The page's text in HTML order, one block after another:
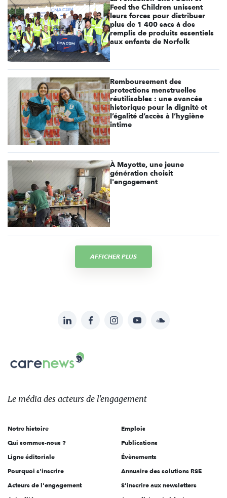
Feed the Children unissent
leurs forces pour distribuer
plus de 1 400 sacs à dos
remplis de produits essentiels
aux enfants de Norfolk
Remboursement des
protections menstruelles
réutilisables : une avancée
historique pour la dignité et
l’égalité d’accès à l’hygiène
intime
À Mayotte, une jeune
génération choisit
l'engagement
AFFICHER PLUS
sur:
LinkedInFacebookInstagramYouTubeSoundcloud
Carenews,
Le
des
l'engagement
Le média des acteurs de l'engagement
Notre histoire
Qui sommes-nous ?
Ligne éditoriale
Pourquoi s'inscrire
Acteurs de l'engagement
Emplois
Publications
Évènements
Annuaire des solutions RSE
S'inscrire aux newsletters